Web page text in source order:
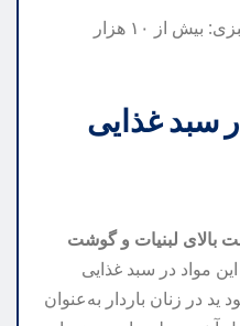
مصرف ناکافی میوه و سبزی: بیش از ۱۰ هزار
سبد غذایی
بالای لبنیات و گوشت
مواد در سبد غذایی
در زنان باردار به‌عنوان